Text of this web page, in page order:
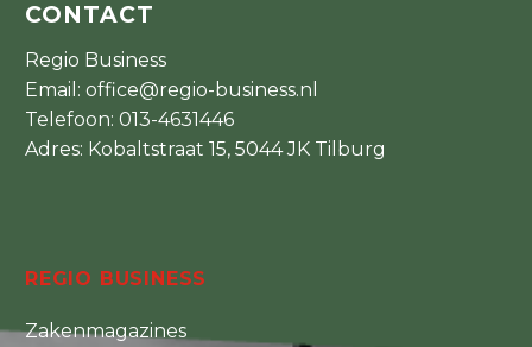
CONTACT
Regio Business
Email: office@regio-business.nl
Telefoon: 013-4631446
Adres: Kobaltstraat 15, 5044 JK Tilburg
REGIO BUSINESS
Zakenmagazines